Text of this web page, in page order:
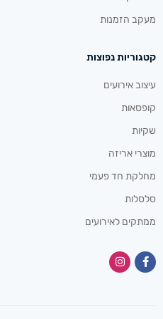
מעקב הזמנות
קטגוריות נפוצות
עיצוב אירועים
קופסאות
שקיות
מוצרי אריזה
מחלקת חד פעמי
סלסלות
ממתקים לאירועים